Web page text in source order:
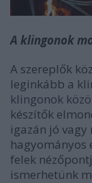
A klingonok
A szereplők
leginkább a
klingonok
készítők
igazán jó
hagyományos
felek
ismerhetünk